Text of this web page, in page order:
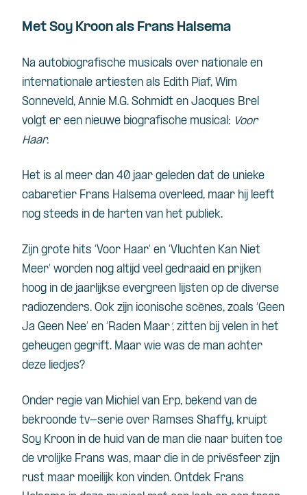
Met Soy Kroon als Frans Halsema
Na autobiografische musicals over nationale en
internationale artiesten als Edith Piaf, Wim
Sonneveld, Annie M.G. Schmidt en Jacques Brel
volgt er een nieuwe biografische musical: Voor
Haar.
Het is al meer dan 40 jaar geleden dat de unieke
cabaretier Frans Halsema overleed, maar hij leeft
nog steeds in de harten van het publiek.
Zijn grote hits ‘Voor Haar’ en ‘Vluchten Kan Niet
Meer’ worden nog altijd veel gedraaid en prijken
hoog in de jaarlijkse evergreen lijsten op de diverse
radiozenders. Ook zijn iconische scènes, zoals ‘Geen
Ja Geen Nee’ en ‘Raden Maar‘, zitten bij velen in het
geheugen gegrift. Maar wie was de man achter
deze liedjes?
Onder regie van Michiel van Erp, bekend van de
bekroonde tv-serie over Ramses Shaffy, kruipt
Soy Kroon in de huid van de man die naar buiten toe
de vrolijke Frans was, maar die in de privésfeer zijn
rust maar moeilijk kon vinden. Ontdek Frans